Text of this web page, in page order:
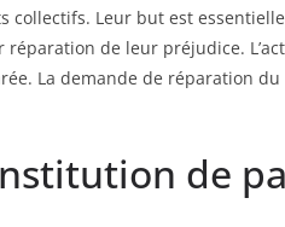
intérêts des victimes qu’elles
réparation de leur préjudice.
La demande de réparation
de